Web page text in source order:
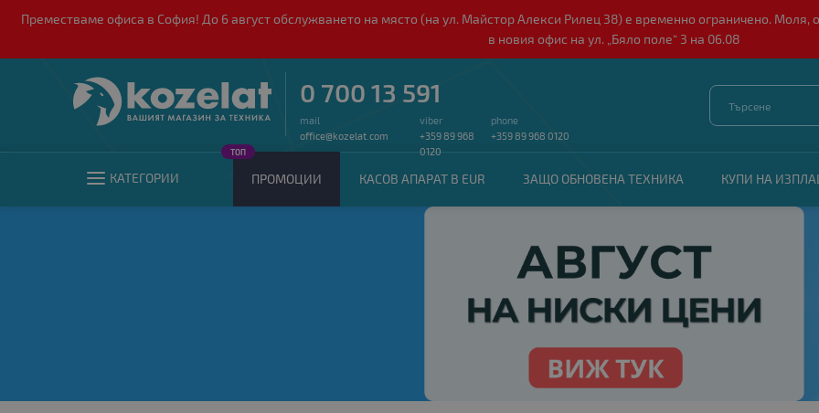
Преместваме офиса в София! До 6 август обслужването на място (на ул. Майстор Алекси Рилец 38) е временно ограничено.
в новия офис на ул. „Бяло поле“ 3 на 06.08
0 700 13 591
mail
office@kozelat.com
viber
+359 89 968
0120
phone
+359 89 968 0120
КАТЕГОРИИ ПРОМОЦИИ
ТОП
КАСОВ АПАРАТ В EUR ЗАЩО ОБНОВЕНА ТЕХНИКА КУПИ НА